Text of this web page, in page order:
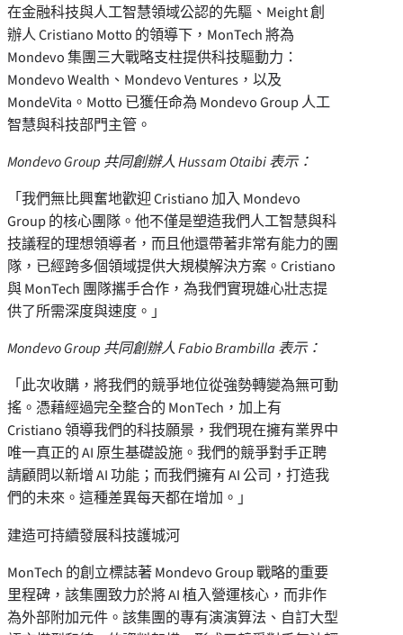
在金融科技與人工智慧領域公認的先驅、Meight 創
辦人Cristiano Motto 的領導下，MonTech 將為
Mondevo 集團三大戰略支柱提供科技驅動力：
Mondevo Wealth、Mondevo Ventures，以及
MondeVita。Motto 已獲任命為 Mondevo Group 人工
智慧與科技部門主管。
Mondevo Group 共同創辦人Hussam Otaibi表示：
「我們無比興奮地歡迎 Cristiano 加入 Mondevo
Group 的核心團隊。他不僅是塑造我們人工智慧與科
技議程的理想領導者，而且他還帶著非常有能力的團
隊，已經跨多個領域提供大規模解決方案。Cristiano
與 MonTech 團隊攜手合作，為我們實現雄心壯志提
供了所需深度與速度。」
Mondevo Group 共同創辦人Fabio Brambilla 表示：
「此次收購，將我們的競爭地位從強勢轉變為無可動
搖。憑藉經過完全整合的 MonTech，加上有
Cristiano 領導我們的科技願景，我們現在擁有業界中
唯一真正的 AI 原生基礎設施。我們的競爭對手正聘
請顧問以新增 AI 功能；而我們擁有 AI 公司，打造我
們的未來。這種差異每天都在增加。」
建造可持續發展科技護城河
MonTech 的創立標誌著 Mondevo Group 戰略的重要
里程碑，該集團致力於將 AI 植入營運核心，而非作
為外部附加元件。該集團的專有演演算法、自訂大型